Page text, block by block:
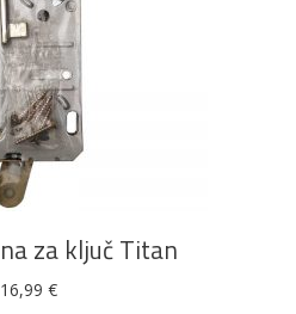
U KOŠARICU
za ključ Titan
16,99 €